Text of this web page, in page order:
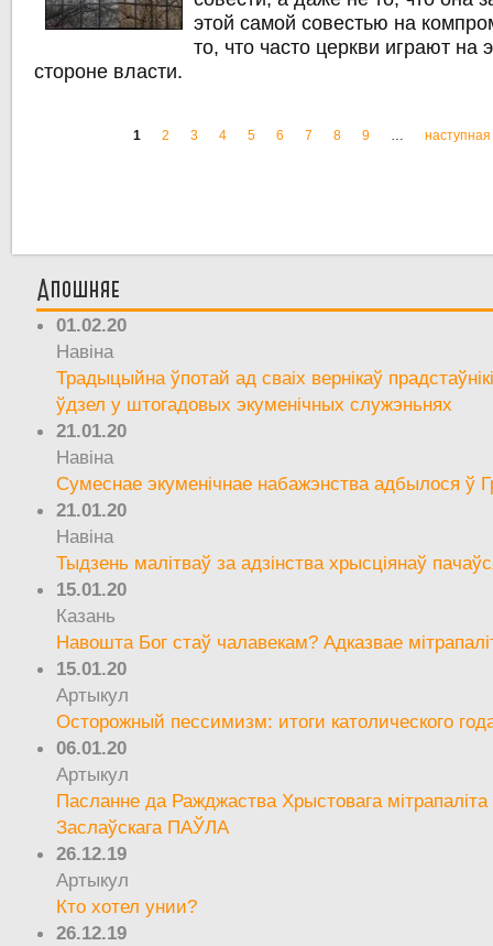
этой самой совестью на
то, что часто церкви играют на
стороне власти.
Старонкі
1 2 3 4 5 6 7 8 9 … наступная
Апошняе
01.02.20
Навіна
Традыцыйна ўпотай ад сваіх вернікаў
ўдзел у штогадовых экуменічных служэньнях
21.01.20
Навіна
Сумеснае экуменічнае набажэнства адбылося ў
21.01.20
Навіна
Тыдзень малітваў за адзінства хрысціянаў
15.01.20
Казань
Навошта Бог стаў чалавекам? Адказвае
15.01.20
Артыкул
Осторожный пессимизм: итоги католического
06.01.20
Артыкул
Пасланне да Ражджаства Хрыстовага мітрапаліта
Заслаўскага ПАЎЛА
26.12.19
Артыкул
Кто хотел унии?
26.12.19